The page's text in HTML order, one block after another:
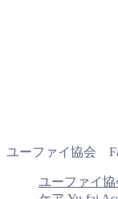
ユーファイ協会
ユーファイ